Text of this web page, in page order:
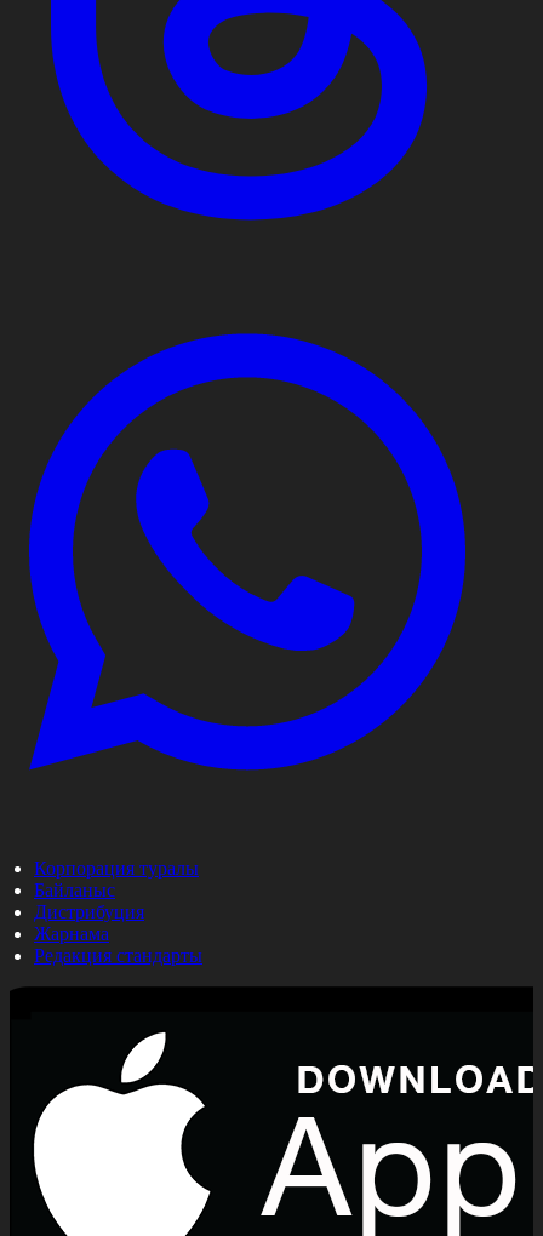
Корпорация туралы
Байланыс
Дистрибуция
Жарнама
Редакция стандарты